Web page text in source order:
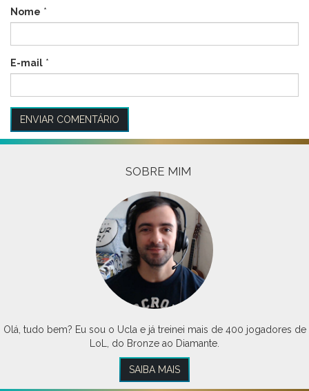
Nome *
E-mail *
SOBRE MIM
Olá, tudo bem? Eu sou o Ucla e já treinei mais de 400 jogadores de
LoL, do Bronze ao Diamante.
SAIBA MAIS